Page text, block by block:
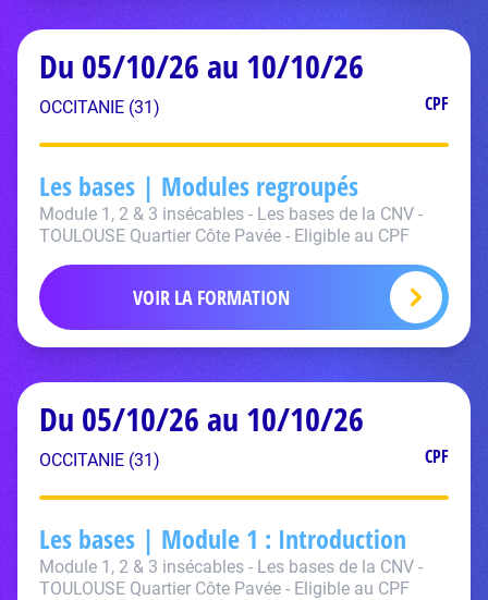
Du 05/10/26 au 10/10/26
OCCITANIE (31) CPF
Les bases | Modules regroupés
Module 1, 2 & 3 insécables - Les bases de la CNV -
TOULOUSE Quartier Côte Pavée - Eligible au CPF
VOIR LA FORMATION
Du 05/10/26 au 10/10/26
OCCITANIE (31) CPF
Les bases | Module 1 : Introduction
Module 1, 2 & 3 insécables - Les bases de la CNV -
TOULOUSE Quartier Côte Pavée - Eligible au CPF